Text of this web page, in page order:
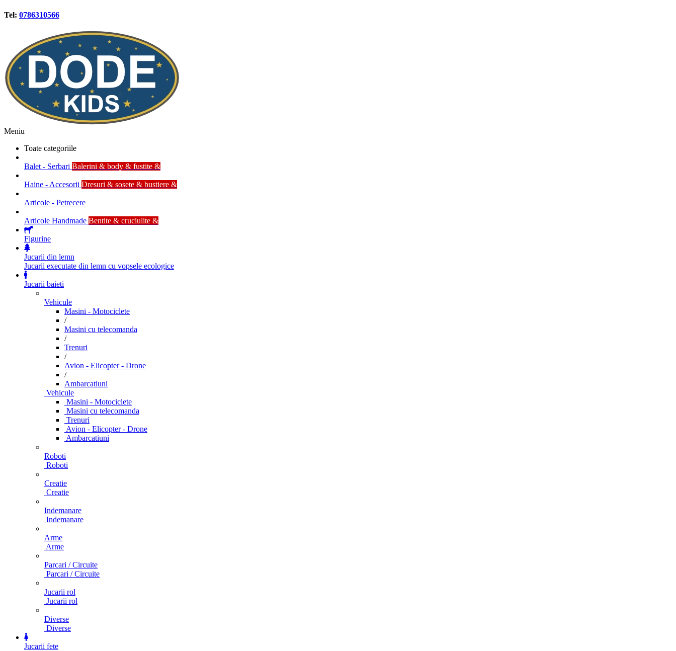
Tel: 0786310566
Meniu
Toate categoriile
Balet - Serbari Balerini & body & fustite &
Haine - Accesorii Dresuri & sosete & bustiere &
Articole - Petrecere
Articole Handmade Bentite & cruciulite &
Figurine
Jucarii din lemn
Jucarii executate din lemn cu vopsele ecologice
Jucarii baieti
Vehicule
Masini - Motociclete
/
Masini cu telecomanda
/
Trenuri
/
Avion - Elicopter - Drone
/
Ambarcatiuni
Vehicule
Masini - Motociclete
Masini cu telecomanda
Trenuri
Avion - Elicopter - Drone
Ambarcatiuni
Roboti
Roboti
Creatie
Creatie
Indemanare
Indemanare
Arme
Arme
Parcari / Circuite
Parcari / Circuite
Jucarii rol
Jucarii rol
Diverse
Diverse
Jucarii fete